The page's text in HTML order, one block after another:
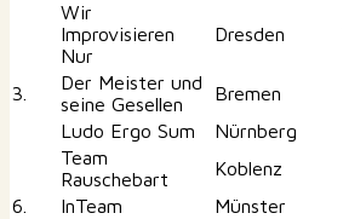
Wir
Improvisieren
Nur
Dresden
3.
Der Meister und
seine Gesellen
Bremen
Ludo Ergo Sum
Nürnberg
Team
Rauschebart
Koblenz
6.
InTeam Münster